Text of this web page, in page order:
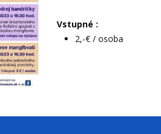
Vstupné :
2,-€ / osoba